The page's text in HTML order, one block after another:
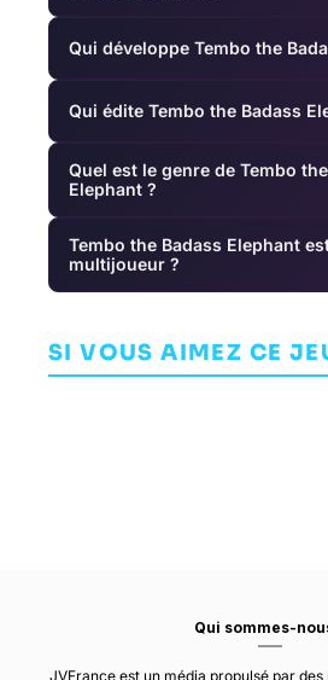
Qui développe Tembo the
Qui édite Tembo the Badass
Quel est le genre de Tembo
Elephant ?
Tembo the Badass Elephant
multijoueur ?
SI VOUS AIMEZ CE
Mandragora:
TreePRIMAL GAME
Rayman
UBISOFT
Qui sommes-
JVFrance est un média propulsé par des